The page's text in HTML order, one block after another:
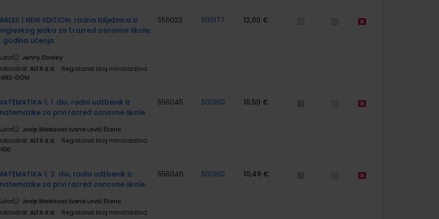
1 NEW EDITION; radna bilježnica iz
jezika za 1.razred osnovne škole,
godina učenja
Jenny Dooley
ALFA d.d.
Registarski broj ministarstva:
DOM
556023 500177 12,00 €
1; 1. dio, radni udžbenik iz
za prvi razred osnovne škole
Josip Markovac Ivana Lović Štenc
ALFA d.d.
Registarski broj ministarstva:
556045 500160 10,50 €
1; 2. dio, radni udžbenik iz
za prvi razred osnovne škole
Josip Markovac Ivana Lović Štenc
ALFA d.d.
Registarski broj ministarstva:
556046 500160 10,49 €